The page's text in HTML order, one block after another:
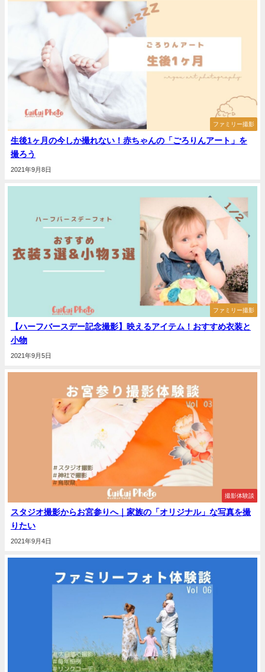
ファミリー撮影
生後1ヶ月の今しか撮れない！赤ちゃんの「ごろりんアート」を
撮ろう
2021年9月8日
ファミリー撮影
【ハーフバースデー記念撮影】映えるアイテム！おすすめ衣装と
小物
2021年9月5日
撮影体験談
スタジオ撮影からお宮参りへ｜家族の「オリジナル」な写真を撮
りたい
2021年9月4日